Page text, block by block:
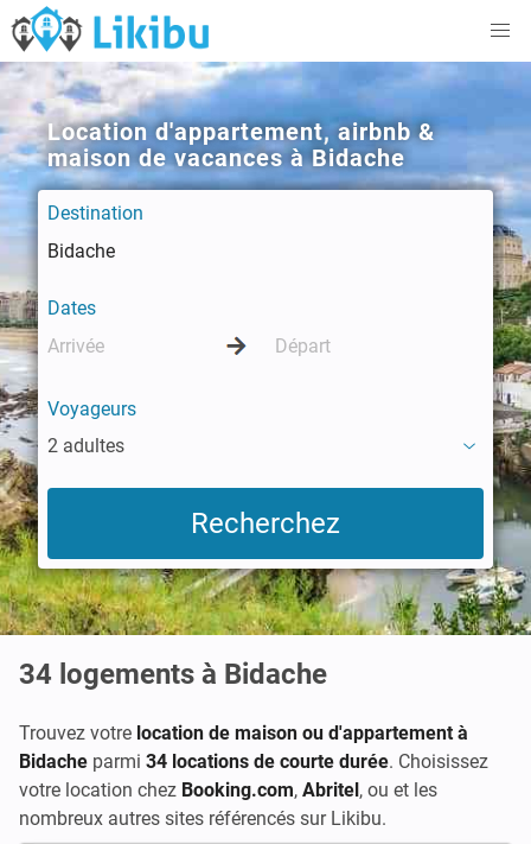
Location d'appartement, airbnb &
maison de vacances à Bidache
Destination
Dates
Voyageurs
2 adultes
34 logements à Bidache
Trouvez votre location de maison ou d'appartement à
Bidache parmi 34 locations de courte durée. Choisissez
votre location chez Booking.com, Abritel, ou et les
nombreux autres sites référencés sur Likibu.